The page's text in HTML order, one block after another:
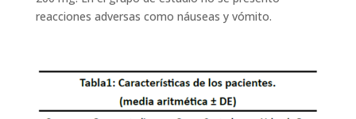
reacciones adversas como náuseas y vómito.